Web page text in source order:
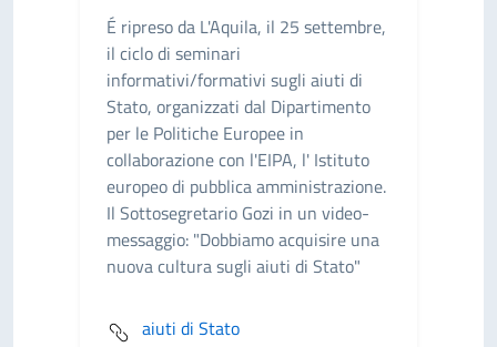
É ripreso da L'Aquila, il 25 settembre,
il ciclo di seminari
informativi/formativi sugli aiuti di
Stato, organizzati dal Dipartimento
per le Politiche Europee in
collaborazione con l'EIPA, l' Istituto
europeo di pubblica amministrazione.
Il Sottosegretario Gozi in un video-
messaggio: "Dobbiamo acquisire una
nuova cultura sugli aiuti di Stato"
aiuti di Stato